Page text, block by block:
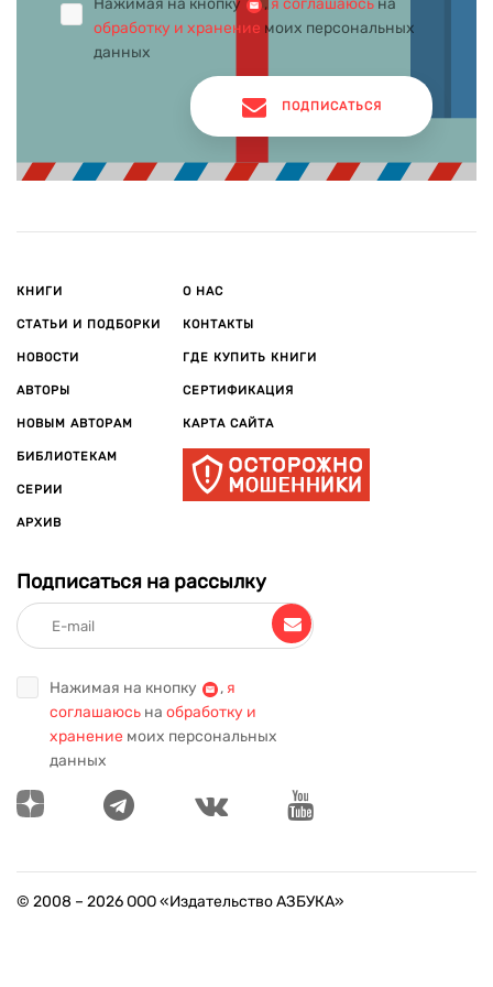
Нажимая на кнопку , я соглашаюсь на
обработку и хранение моих персональных
данных
ПОДПИСАТЬСЯ
КНИГИ
СТАТЬИ И ПОДБОРКИ
НОВОСТИ
АВТОРЫ
НОВЫМ АВТОРАМ
БИБЛИОТЕКАМ
СЕРИИ
АРХИВ
О НАС
КОНТАКТЫ
ГДЕ КУПИТЬ КНИГИ
СЕРТИФИКАЦИЯ
КАРТА САЙТА
Подписаться на рассылку
Нажимая на кнопку , я
соглашаюсь на обработку и
хранение моих персональных
данных
© 2008 – 2026ООО «Издательство АЗБУКА»